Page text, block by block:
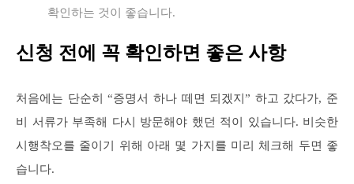
확인하는 것이 좋습니다.
신청 전에 꼭 확인하면 좋은 사항
처음에는 단순히 “증명서 하나 떼면 되겠지” 하고 갔다가, 준
비 서류가 부족해 다시 방문해야 했던 적이 있습니다. 비슷한
시행착오를 줄이기 위해 아래 몇 가지를 미리 체크해 두면 좋
습니다.